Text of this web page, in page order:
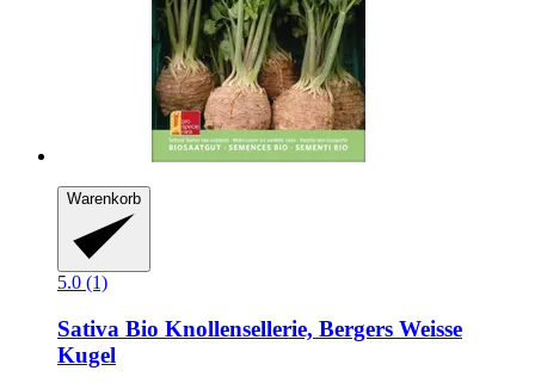
Warenkorb
5.0 (1)
Sativa Bio Knollensellerie, Bergers Weisse
Kugel